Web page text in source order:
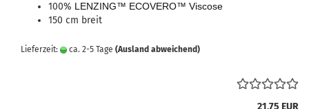
100% LENZING™ ECOVERO™ Viscose
150 cm breit
Lieferzeit: ca. 2-5 Tage (Ausland abweichend)
21,75 EUR